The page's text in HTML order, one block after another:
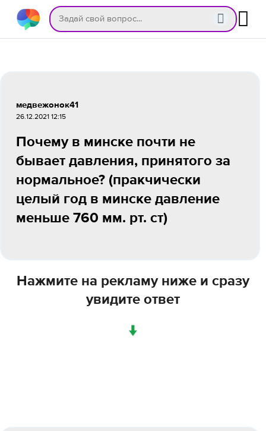
медвежонок41
26.12.2021 12:15
Почему в минске почти не
бывает давления, принятого за
нормальное? (пракчически
целый год в минске давление
меньше 760 мм. рт. ст)
Нажмите на рекламу ниже и сразу
увидите ответ
↓